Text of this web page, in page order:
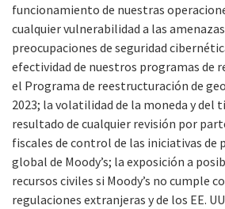
funcionamiento de nuestras
cualquier vulnerabilidad a las
preocupaciones de seguridad
efectividad de nuestros programas de
el Programa de reestructuración de
2023; la volatilidad de la moneda y del
resultado de cualquier revisión por
fiscales de control de las iniciativas de
global de Moody’s; la exposición a
recursos civiles si Moody’s no cumple
regulaciones extranjeras y de los EE.